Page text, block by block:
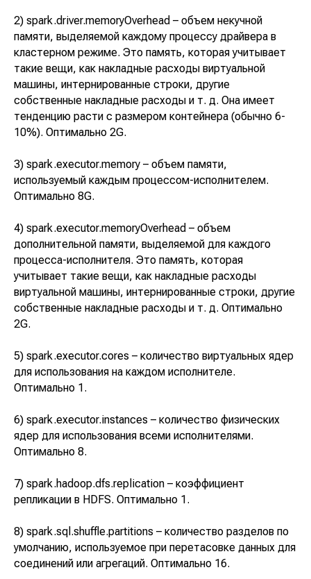
2) spark.driver.memoryOverhead – объем некучной
памяти, выделяемой каждому процессу драйвера в
кластерном режиме. Это память, которая учитывает
такие вещи, как накладные расходы виртуальной
машины, интернированные строки, другие
собственные накладные расходы и т. д. Она имеет
тенденцию расти с размером контейнера (обычно 6-
10%). Оптимально 2G.
3) spark.executor.memory – объем памяти,
используемый каждым процессом-исполнителем.
Оптимально 8G.
4) spark.executor.memoryOverhead – объем
дополнительной памяти, выделяемой для каждого
процесса-исполнителя. Это память, которая
учитывает такие вещи, как накладные расходы
виртуальной машины, интернированные строки, другие
собственные накладные расходы и т. д. Оптимально
2G.
5) spark.executor.cores – количество виртуальных ядер
для использования на каждом исполнителе.
Оптимально 1.
6) spark.executor.instances – количество физических
ядер для использования всеми исполнителями.
Оптимально 8.
7) spark.hadoop.dfs.replication – коэффициент
репликации в HDFS. Оптимально 1.
8) spark.sql.shuffle.partitions – количество разделов по
умолчанию, используемое при перетасовке данных для
соединений или агрегаций. Оптимально 16.